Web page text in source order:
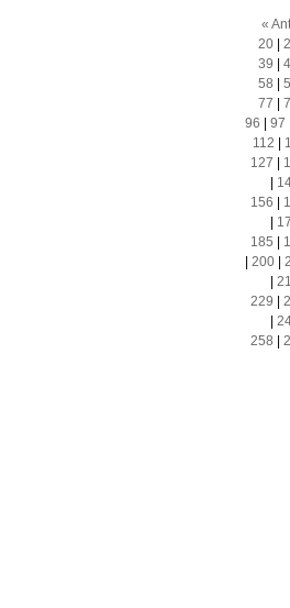
«
20|
39
58
77
96
97
112
127
156
185
200|
229
258